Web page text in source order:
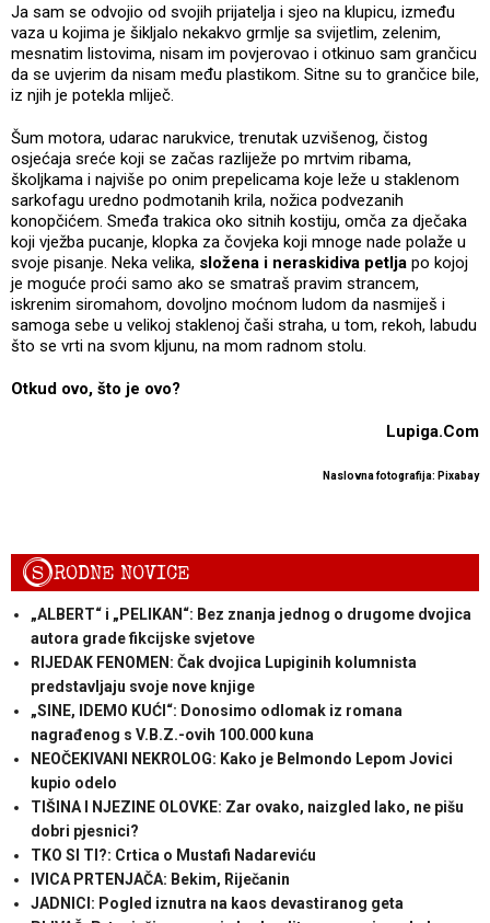
Ja sam se odvojio od svojih prijatelja i sjeo na klupicu, između
vaza u kojima je šikljalo nekakvo grmlje sa svijetlim, zelenim,
mesnatim listovima, nisam im povjerovao i otkinuo sam grančicu
da se uvjerim da nisam među plastikom. Sitne su to grančice bile,
iz njih je potekla mliječ.
Šum motora, udarac narukvice, trenutak uzvišenog, čistog
osjećaja sreće koji se začas razliježe po mrtvim ribama,
školjkama i najviše po onim prepelicama koje leže u staklenom
sarkofagu uredno podmotanih krila, nožica podvezanih
konopčićem. Smeđa trakica oko sitnih kostiju, omča za dječaka
koji vježba pucanje, klopka za čovjeka koji mnoge nade polaže u
svoje pisanje. Neka velika, složena i neraskidiva petlja po kojoj
je moguće proći samo ako se smatraš pravim strancem,
iskrenim siromahom, dovoljno moćnom ludom da nasmiješ i
samoga sebe u velikoj staklenoj čaši straha, u tom, rekoh, labudu
što se vrti na svom kljunu, na mom radnom stolu.
Otkud ovo, što je ovo?
Lupiga.Com
Naslovna fotografija: Pixabay
SRODNE NOVICE
„ALBERT“ i „PELIKAN“: Bez znanja jednog o drugome dvojica
autora grade fikcijske svjetove
RIJEDAK FENOMEN: Čak dvojica Lupiginih kolumnista
predstavljaju svoje nove knjige
„SINE, IDEMO KUĆI“: Donosimo odlomak iz romana
nagrađenog s V.B.Z.-ovih 100.000 kuna
NEOČEKIVANI NEKROLOG: Kako je Belmondo Lepom Jovici
kupio odelo
TIŠINA I NJEZINE OLOVKE: Zar ovako, naizgled lako, ne pišu
dobri pjesnici?
TKO SI TI?: Crtica o Mustafi Nadareviću
IVICA PRTENJAČA: Bekim, Riječanin
JADNICI: Pogled iznutra na kaos devastiranog geta